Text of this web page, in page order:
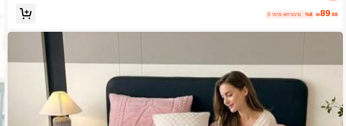
₪89 .88
%8 3 ימים אחרונים